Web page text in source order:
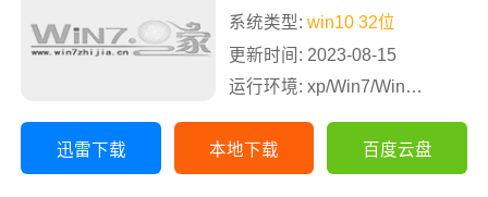
系统类型:win10 32位
更新时间: 2023-08-15
运行环境: xp/Win7/Win8/Win10
迅雷下载 本地下载 百度云盘